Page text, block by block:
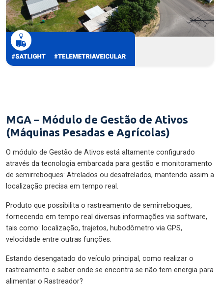
MGA – Módulo de Gestão de Ativos
(Máquinas Pesadas e Agrícolas)
O módulo de Gestão de Ativos está altamente configurado
através da tecnologia embarcada para gestão e monitoramento
de semirreboques: Atrelados ou desatrelados, mantendo assim a
localização precisa em tempo real.
Produto que possibilita o rastreamento de semirreboques,
fornecendo em tempo real diversas informações via software,
tais como: localização, trajetos, hubodômetro via GPS,
velocidade entre outras funções.
Estando desengatado do veículo principal, como realizar o
rastreamento e saber onde se encontra se não tem energia para
alimentar o Rastreador?